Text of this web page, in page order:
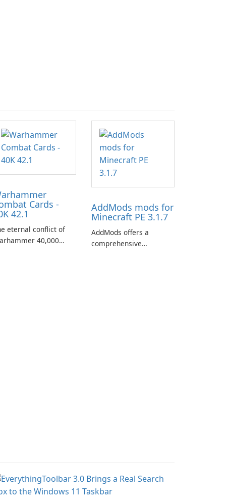
Cards -
42.1
eternal conflict of
40,000
AddMods mods for
Minecraft PE 3.1.7
AddMods offers a
comprehensive